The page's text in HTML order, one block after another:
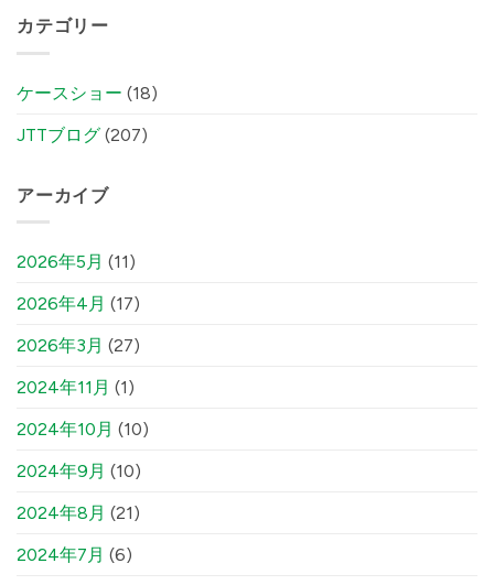
カテゴリー
ケースショー (18)
JTTブログ (207)
アーカイブ
2026年5月 (11)
2026年4月 (17)
2026年3月 (27)
2024年11月 (1)
2024年10月 (10)
2024年9月 (10)
2024年8月 (21)
2024年7月 (6)